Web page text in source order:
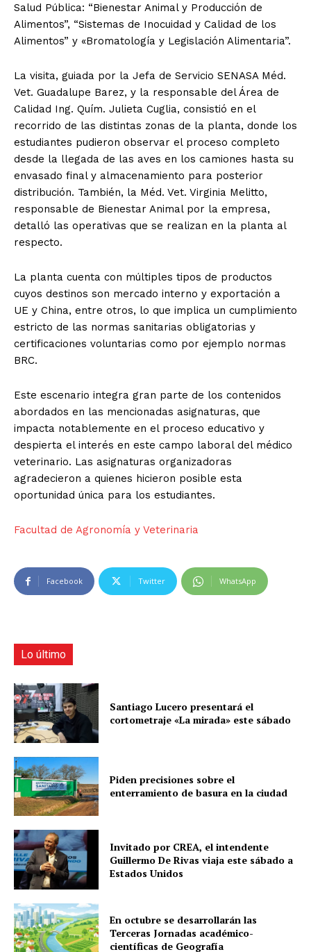
Salud Pública: “Bienestar Animal y Producción de
Alimentos”, “Sistemas de Inocuidad y Calidad de los
Alimentos” y «Bromatología y Legislación Alimentaria”.
La visita, guiada por la Jefa de Servicio SENASA Méd.
Vet. Guadalupe Barez, y la responsable del Área de
Calidad Ing. Quím. Julieta Cuglia, consistió en el
recorrido de las distintas zonas de la planta, donde los
estudiantes pudieron observar el proceso completo
desde la llegada de las aves en los camiones hasta su
envasado final y almacenamiento para posterior
distribución. También, la Méd. Vet. Virginia Melitto,
responsable de Bienestar Animal por la empresa,
detalló las operativas que se realizan en la planta al
respecto.
La planta cuenta con múltiples tipos de productos
cuyos destinos son mercado interno y exportación a
UE y China, entre otros, lo que implica un cumplimiento
estricto de las normas sanitarias obligatorias y
certificaciones voluntarias como por ejemplo normas
BRC.
Este escenario integra gran parte de los contenidos
abordados en las mencionadas asignaturas, que
impacta notablemente en el proceso educativo y
despierta el interés en este campo laboral del médico
veterinario. Las asignaturas organizadoras
agradecieron a quienes hicieron posible esta
oportunidad única para los estudiantes.
Facultad de Agronomía y Veterinaria
Facebook Twitter WhatsApp
Lo último
Santiago Lucero presentará el
cortometraje «La mirada» este sábado
Piden precisiones sobre el
enterramiento de basura en la ciudad
Invitado por CREA, el intendente
Guillermo De Rivas viaja este sábado a
Estados Unidos
En octubre se desarrollarán las
Terceras Jornadas académico-
científicas de Geografía